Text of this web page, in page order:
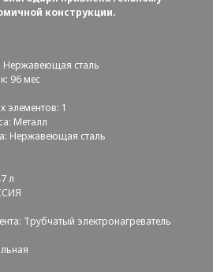
конструкции.
Нержавеющая сталь
96 мес
элементов: 1
Металл
Нержавеющая сталь
л
Трубчатый электронагреватель